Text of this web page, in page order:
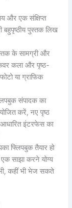
और एक संक्षिप्त
पुस्तक लिख
के सामग्री और
कला और पृष्ठ-
या ग्राफिक
संपादक का
करें, नए पृष्ठ
इंटरफेस का
फ्लिपबुक तैयार हो
साझा करने योग्य
कहीं भी भेज सकते